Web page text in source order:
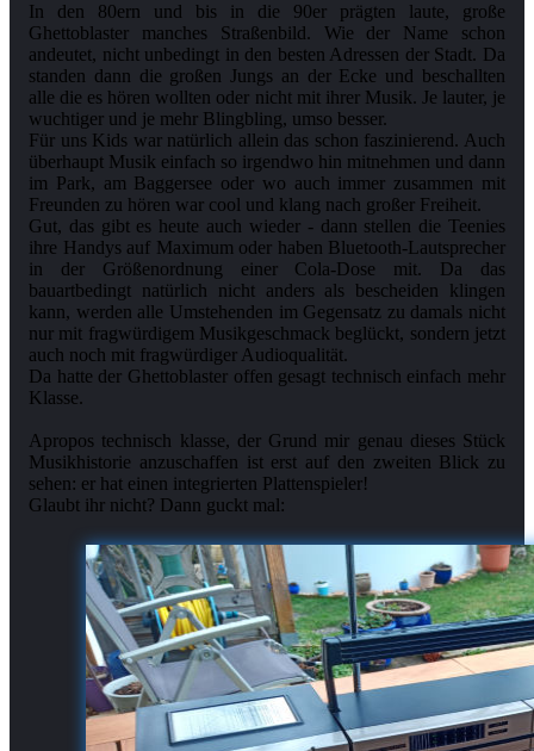
In den 80ern und bis in die 90er prägten laute, große
Ghettoblaster manches Straßenbild. Wie der Name schon
andeutet, nicht unbedingt in den besten Adressen der Stadt. Da
standen dann die großen Jungs an der Ecke und beschallten
alle die es hören wollten oder nicht mit ihrer Musik. Je lauter, je
wuchtiger und je mehr Blingbling, umso besser.
Für uns Kids war natürlich allein das schon faszinierend. Auch
überhaupt Musik einfach so irgendwo hin mitnehmen und dann
im Park, am Baggersee oder wo auch immer zusammen mit
Freunden zu hören war cool und klang nach großer Freiheit.
Gut, das gibt es heute auch wieder - dann stellen die Teenies
ihre Handys auf Maximum oder haben Bluetooth-Lautsprecher
in der Größenordnung einer Cola-Dose mit. Da das
bauartbedingt natürlich nicht anders als bescheiden klingen
kann, werden alle Umstehenden im Gegensatz zu damals nicht
nur mit fragwürdigem Musikgeschmack beglückt, sondern jetzt
auch noch mit fragwürdiger Audioqualität.
Da hatte der Ghettoblaster offen gesagt technisch einfach mehr
Klasse.
Apropos technisch klasse, der Grund mir genau dieses Stück
Musikhistorie anzuschaffen ist erst auf den zweiten Blick zu
sehen: er hat einen integrierten Plattenspieler!